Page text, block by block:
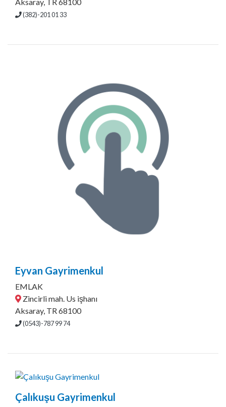
(382)-201 01 33
Eyvan Gayrimenkul
EMLAK
Zincirli mah. Us işhanı
Aksaray, TR 68100
(0543)-787 99 74
Çalıkuşu Gayrimenkul